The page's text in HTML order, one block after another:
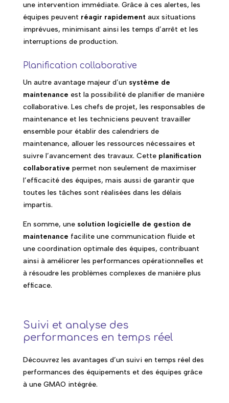
une intervention immédiate. Grâce à ces alertes, les
équipes peuvent réagir rapidement aux situations
imprévues, minimisant ainsi les temps d’arrêt et les
interruptions de production.
Planification collaborative
Un autre avantage majeur d’un système de
maintenance est la possibilité de planifier de manière
collaborative. Les chefs de projet, les responsables de
maintenance et les techniciens peuvent travailler
ensemble pour établir des calendriers de
maintenance, allouer les ressources nécessaires et
suivre l’avancement des travaux. Cette planification
collaborative permet non seulement de maximiser
l’efficacité des équipes, mais aussi de garantir que
toutes les tâches sont réalisées dans les délais
impartis.
En somme, une solution logicielle de gestion de
maintenance facilite une communication fluide et
une coordination optimale des équipes, contribuant
ainsi à améliorer les performances opérationnelles et
à résoudre les problèmes complexes de manière plus
efficace.
Suivi et analyse des
performances en temps réel
Découvrez les avantages d’un suivi en temps réel des
performances des équipements et des équipes grâce
à une GMAO intégrée.